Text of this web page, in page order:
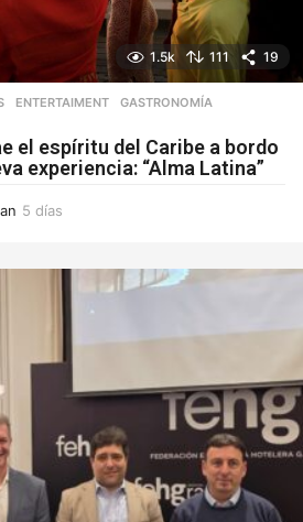
1.5k 111 19
,ENTERTAIMENT ,GASTRONOMÍA
el espíritu del Caribe a bordo
experiencia: “Alma Latina”
5 días
a